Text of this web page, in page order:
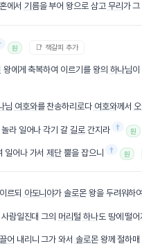
에서 기름을 부어 왕으로 삼고 무리 가
원 📑 책갈피 추가
왕에게 축복하여 이르기를 왕의 하나님이
님 여호와를 찬송하리로다 여호와께서
라 일어나 각기 갈 길로간지라 † 원
일어나 가서제단 뿔을 잡으니 † 원
르되 아도니야가솔로몬왕을 두려워하
람일진대 그의 머리털 하나도 땅에 떨
어 내리니 그가 와서 솔로몬왕께 절하매